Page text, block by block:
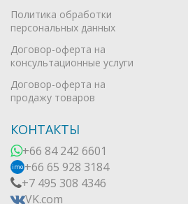
Политика обработки
персональных данных
Договор-оферта на
консультационные услуги
Договор-оферта на
продажу товаров
КОНТАКТЫ
+66 84 242 6601
imo +66 65 928 3184
+7 495 308 4346
VK.com